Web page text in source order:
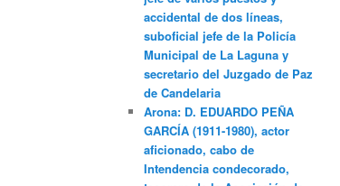
accidental de dos líneas,
suboficial jefe de la Policía
Municipal de La Laguna y
secretario del Juzgado de Paz
de Candelaria
Arona: D. EDUARDO PEÑA
GARCÍA (1911-1980), actor
aficionado, cabo de
Intendencia condecorado,